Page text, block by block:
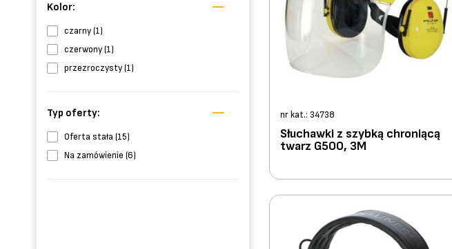
Kolor:
czarny (1)
czerwony (1)
przezroczysty (1)
Typ oferty:
Oferta stała (15)
Na zamówienie (6)
nr kat.: 34738
Słuchawki z szybką chroniącą
twarz G500, 3M